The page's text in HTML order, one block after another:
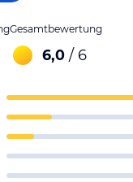
Gesamtbewertung
6,0 / 6